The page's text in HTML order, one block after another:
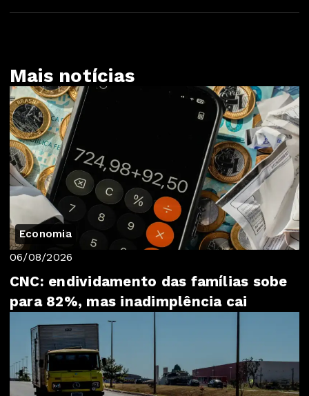
Mais notícias
Economia
06/08/2026
CNC: endividamento das famílias sobe
para 82%, mas inadimplência cai